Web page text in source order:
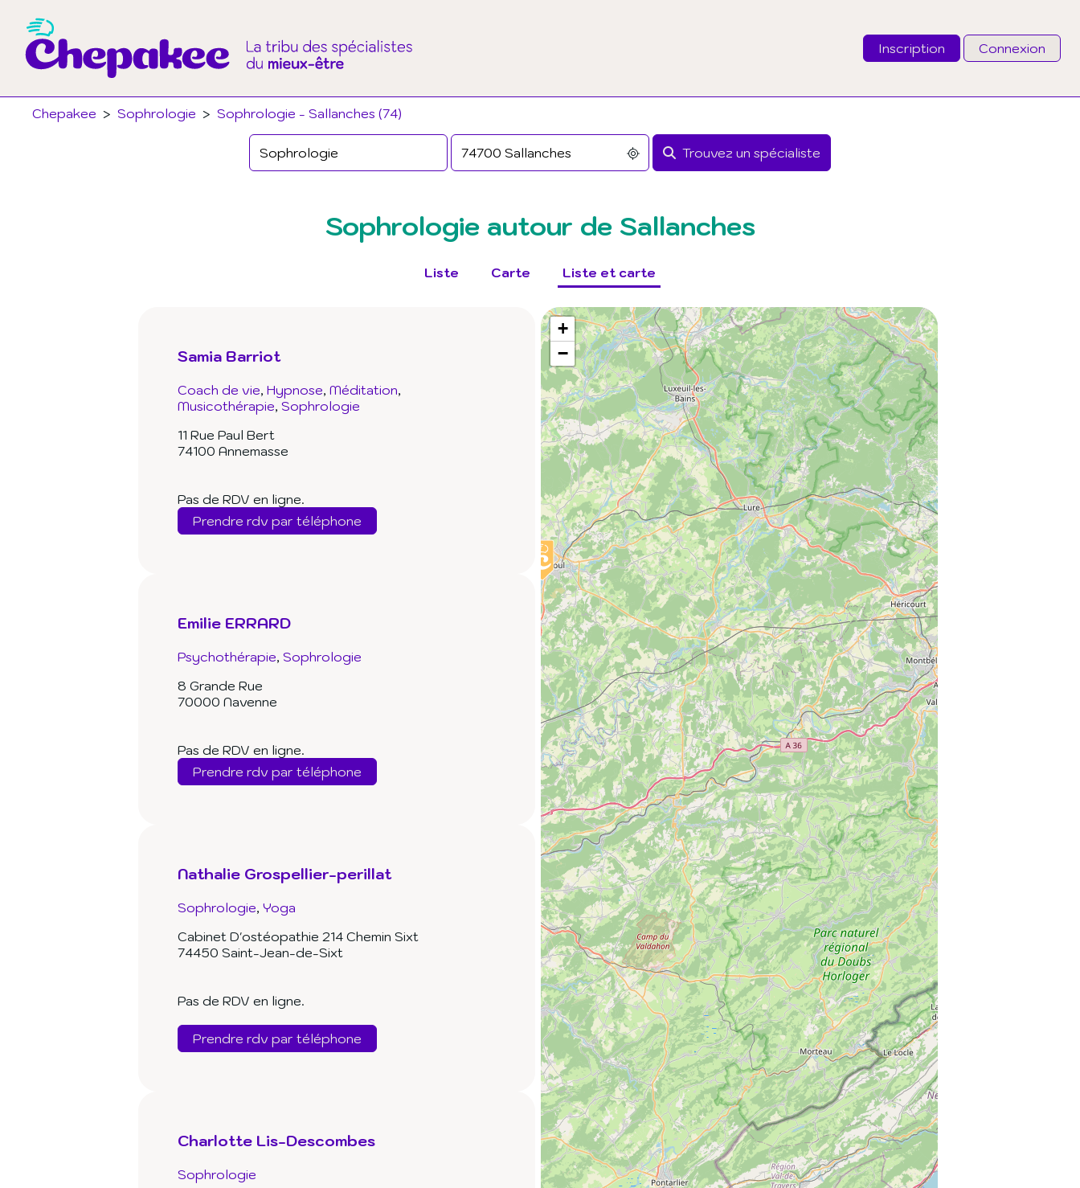
Inscription Connexion
Chepakee > Sophrologie > Sophrologie - Sallanches (74)
Trouvez un spécialiste
Email
Mot de passe
Sophrologie autour de Sallanches
Liste Carte Liste et carte
Samia Barriot
Coach de vie Hypnose Méditation
Musicothérapie Sophrologie
11 Rue Paul Bert
74100 Annemasse
Pas de RDV en ligne.
Prendre rdv par téléphone
Emilie ERRARD
Psychothérapie Sophrologie
8 Grande Rue
70000 Navenne
Pas de RDV en ligne.
Prendre rdv par téléphone
Nathalie Grospellier-perillat
Sophrologie Yoga
Cabinet D'ostéopathie 214 Chemin Sixt
74450 Saint-Jean-de-Sixt
Pas de RDV en ligne.
Prendre rdv par téléphone
Charlotte Lis-Descombes
Sophrologie
+
−